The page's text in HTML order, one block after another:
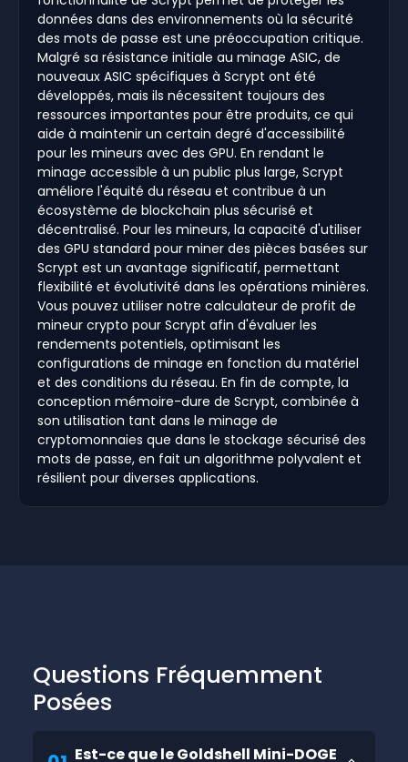
données dans des environnements où la sécurité
des mots de passe est une préoccupation critique.
Malgré sa résistance initiale au minage ASIC, de
nouveaux ASIC spécifiques à Scrypt ont été
développés, mais ils nécessitent toujours des
ressources importantes pour être produits, ce qui
aide à maintenir un certain degré d'accessibilité
pour les mineurs avec des GPU. En rendant le
minage accessible à un public plus large, Scrypt
améliore l'équité du réseau et contribue à un
écosystème de blockchain plus sécurisé et
décentralisé. Pour les mineurs, la capacité d'utiliser
des GPU standard pour miner des pièces basées sur
Scrypt est un avantage significatif, permettant
flexibilité et évolutivité dans les opérations minières.
Vous pouvez utiliser notre calculateur de profit de
mineur crypto pour Scrypt afin d'évaluer les
rendements potentiels, optimisant les
configurations de minage en fonction du matériel
et des conditions du réseau. En fin de compte, la
conception mémoire-dure de Scrypt, combinée à
son utilisation tant dans le minage de
cryptomonnaies que dans le stockage sécurisé des
mots de passe, en fait un algorithme polyvalent et
résilient pour diverses applications.
Questions Fréquemment
Posées
Est-ce que le Goldshell Mini-DOGE